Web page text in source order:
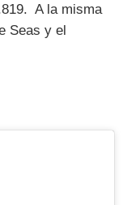
A la misma
Seas y el